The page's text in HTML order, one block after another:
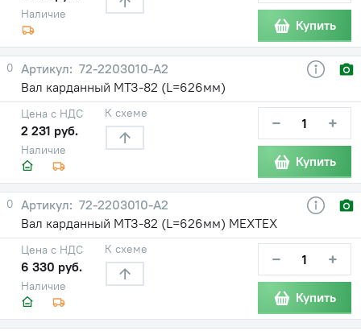
Наличие
Купить
0
72-2203010-А2
Вал карданный МТЗ-82 (L=626мм)
Наличие
Цена с НДС
2 231 руб.
К схеме − +
Купить
0
72-2203010-А2
Вал карданный МТЗ-82 (L=626мм) МЕХТЕХ
Наличие
Цена с НДС
6 330 руб.
К схеме − +
Купить